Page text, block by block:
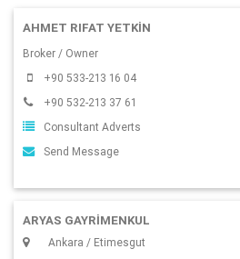
AHMET RIFAT YETKIN
Broker / Owner
+90 533-213 16 04
+90 532-213 37 61
Consultant Adverts
Send Message
ARYAS GAYRIMENKUL
Ankara / Etimesgut